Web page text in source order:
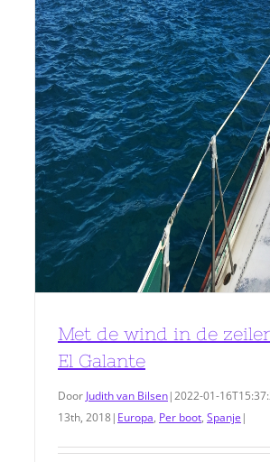
Met de wind in de
El Galante
Door Judith van Bilsen|2022-01-
13th, 2018| Europa, Per boot, Spanje |